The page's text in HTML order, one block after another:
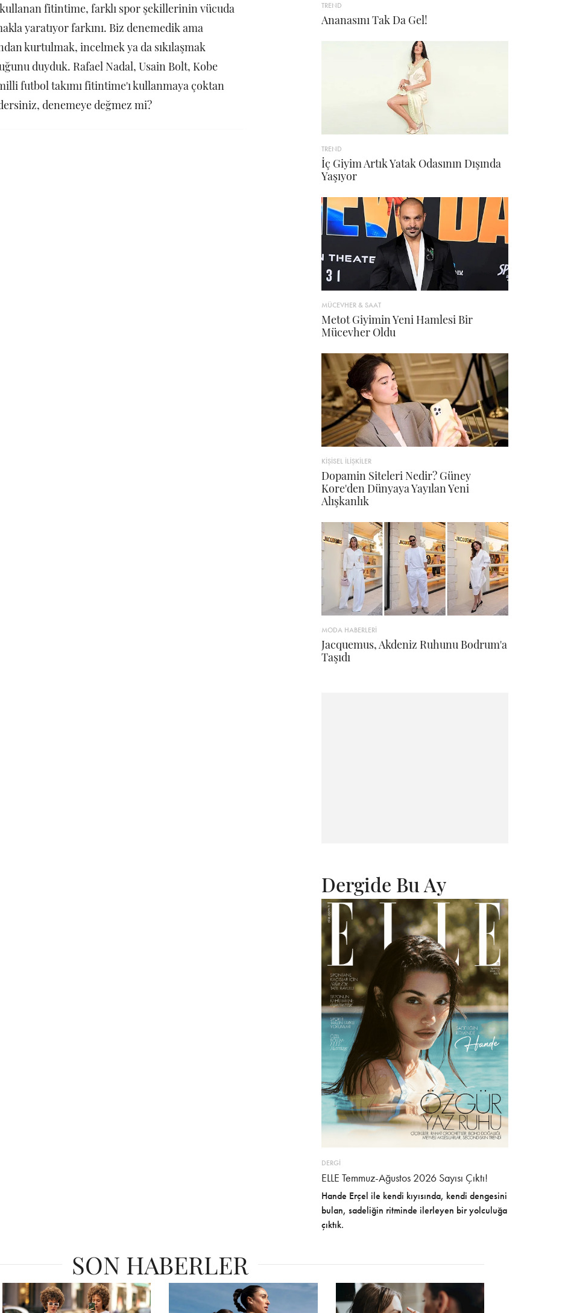
fitintime, farklı spor şekillerinin vücuda
yaratıyor farkını. Biz denemedik ama
kurtulmak, incelmek ya da sıkılaşmak
duyduk. Rafael Nadal, Usain Bolt, Kobe
futbol takımı fitintime'ı kullanmaya çoktan
denemeye değmez mi?
TREND
Ananasını Tak Da Gel!
TREND
İç Giyim Artık Yatak Odasının Dışında
Yaşıyor
MÜCEVHER & SAAT
Metot Giyimin Yeni Hamlesi Bir
Mücevher Oldu
KİŞİSEL İLİŞKİLER
Dopamin Siteleri Nedir? Güney
Kore'den Dünyaya Yayılan Yeni
Alışkanlık
MODA HABERLERİ
Jacquemus, Akdeniz Ruhunu Bodrum'a
Taşıdı
Dergide Bu Ay
DERGİ
ELLE Temmuz-Ağustos 2026 Sayısı Çıktı!
Hande Erçel ile kendi kıyısında, kendi dengesini
bulan, sadeliğin ritminde ilerleyen bir yolculuğa
çıktık.
SON HABERLER